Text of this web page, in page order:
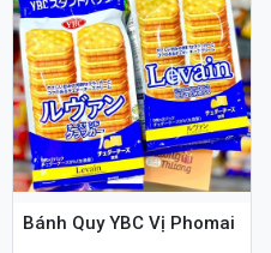
Bánh Quy YBC Vị Phomai